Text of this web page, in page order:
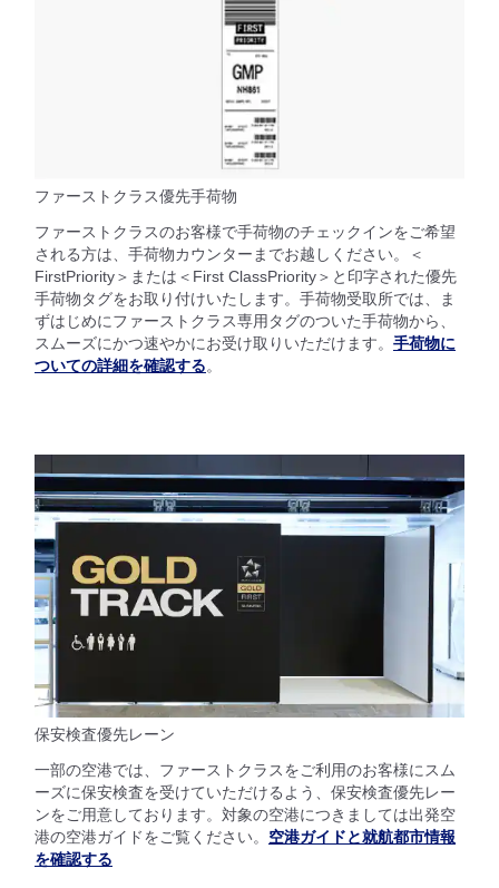
ファーストクラス優先手荷物
ファーストクラスのお客様で手荷物のチェックインをご希望
される方は、手荷物カウンターまでお越しください。＜
FirstPriority＞または＜First ClassPriority＞と印字された優先
手荷物タグをお取り付けいたします。手荷物受取所では、ま
ずはじめにファーストクラス専用タグのついた手荷物から、
スムーズにかつ速やかにお受け取りいただけます。 手荷物に
ついての詳細を確認する。
保安検査優先レーン
一部の空港では、ファーストクラスをご利用のお客様にスム
ーズに保安検査を受けていただけるよう、保安検査優先レー
ンをご用意しております。対象の空港につきましては出発空
港の空港ガイドをご覧ください。 空港ガイドと就航都市情報
を確認する